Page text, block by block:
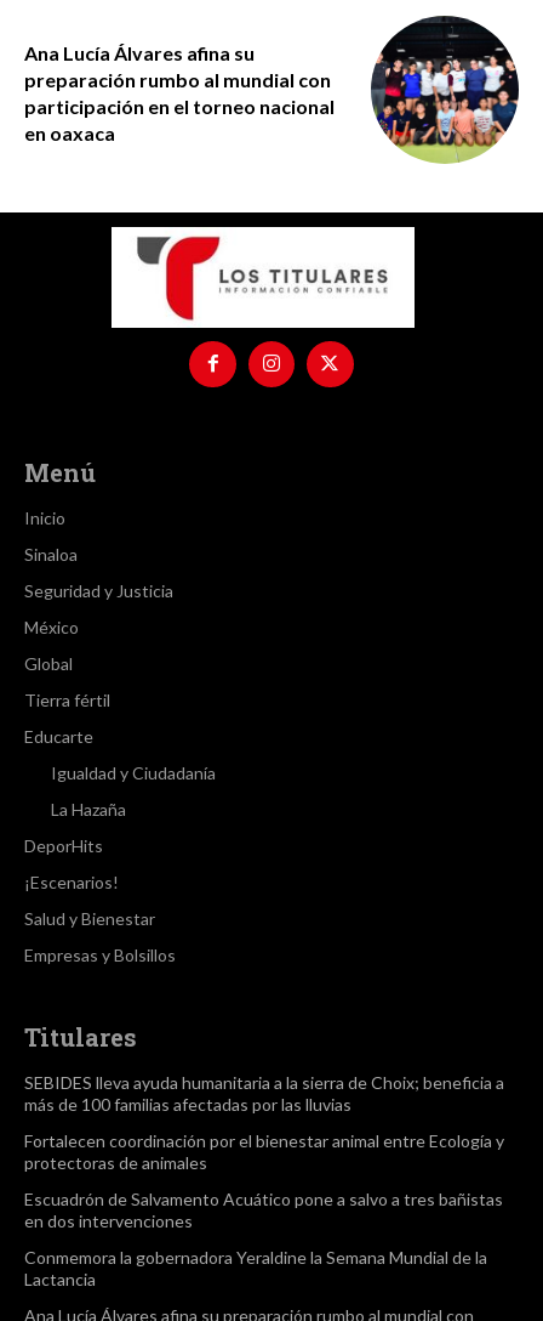
Ana Lucía Álvares afina su
preparación rumbo al mundial con
participación en el torneo nacional
en oaxaca
Menú
Inicio
Sinaloa
Seguridad y Justicia
México
Global
Tierra fértil
Educarte
Igualdad y Ciudadanía
La Hazaña
DeporHits
¡Escenarios!
Salud y Bienestar
Empresas y Bolsillos
Titulares
SEBIDES lleva ayuda humanitaria a la sierra de Choix; beneficia a
más de 100 familias afectadas por las lluvias
Fortalecen coordinación por el bienestar animal entre Ecología y
protectoras de animales
Escuadrón de Salvamento Acuático pone a salvo a tres bañistas
en dos intervenciones
Conmemora la gobernadora Yeraldine la Semana Mundial de la
Lactancia
Ana Lucía Álvares afina su preparación rumbo al mundial con